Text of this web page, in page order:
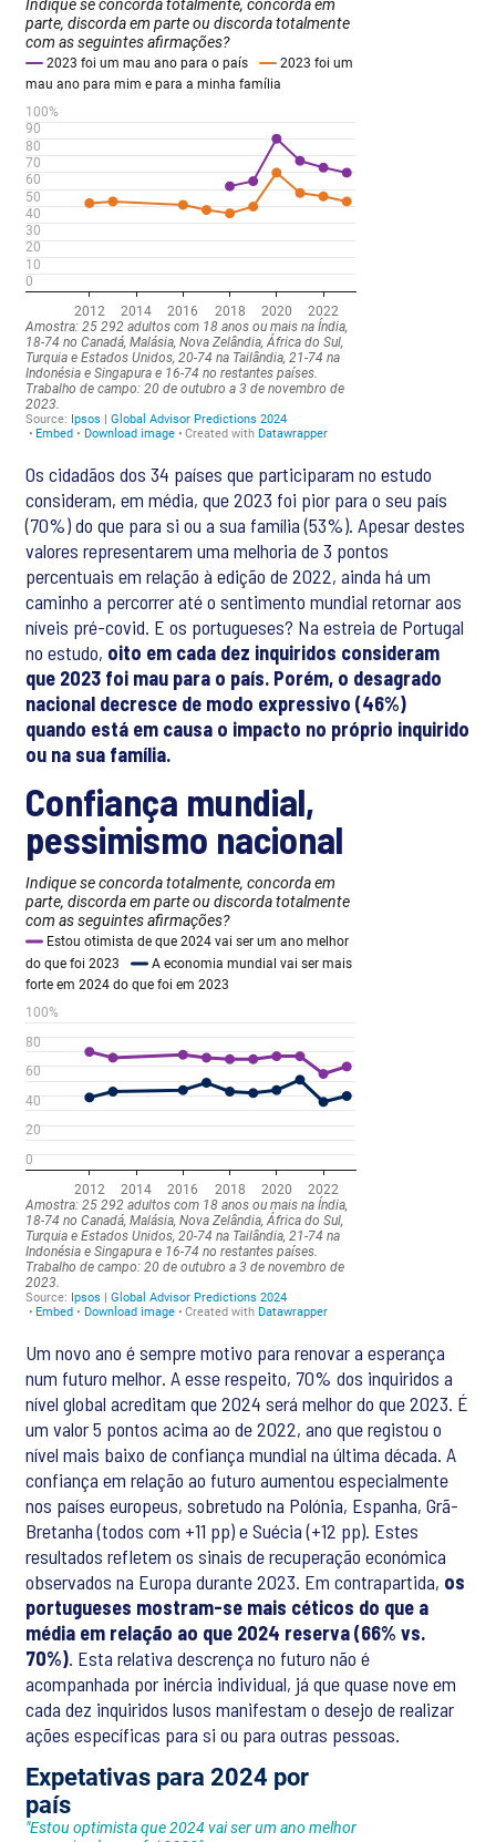
Os cidadãos dos 34 países que participaram no estudo
consideram, em média, que 2023 foi pior para o seu país
(70%) do que para si ou a sua família (53%). Apesar destes
valores representarem uma melhoria de 3 pontos
percentuais em relação à edição de 2022, ainda há um
caminho a percorrer até o sentimento mundial retornar aos
níveis pré-covid. E os portugueses? Na estreia de Portugal
no estudo, oito em cada dez inquiridos consideram
que 2023 foi mau para o país. Porém, o desagrado
nacional decresce de modo expressivo (46%)
quando está em causa o impacto no próprio inquirido
ou na sua família.
Confiança mundial,
pessimismo nacional
Um novo ano é sempre motivo para renovar a esperança
num futuro melhor. A esse respeito, 70% dos inquiridos a
nível global acreditam que 2024 será melhor do que 2023. É
um valor 5 pontos acima ao de 2022, ano que registou o
nível mais baixo de confiança mundial na última década. A
confiança em relação ao futuro aumentou especialmente
nos países europeus, sobretudo na Polónia, Espanha, Grã-
Bretanha (todos com +11 pp) e Suécia (+12 pp). Estes
resultados refletem os sinais de recuperação económica
observados na Europa durante 2023. Em contrapartida, os
portugueses mostram-se mais céticos do que a
média em relação ao que 2024 reserva (66% vs.
70%). Esta relativa descrença no futuro não é
acompanhada por inércia individual, já que quase nove em
cada dez inquiridos lusos manifestam o desejo de realizar
ações específicas para si ou para outras pessoas.